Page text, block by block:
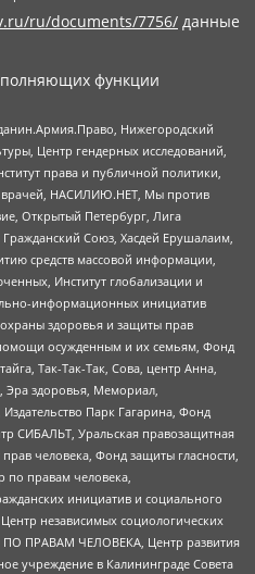
ru/documents/7756/ данные
функции
Нижегородский
Центр гендерных исследований,
права и публичной политики,
врачей, НАСИЛИЮ.НЕТ, Мы против
Открытый Петербург, Лига
Союз, Хасдей Ерушалаим,
средств массовой информации,
Институт глобализации и
информационных инициатив
здоровья и защиты прав
осужденным и их семьям, Фонд
Так-Так-Так, Сова, центр Анна,
Эра здоровья, Мемориал,
Парк Гагарина, Фонд
СИБАЛЬТ, Уральская правозащитная
человека, Фонд защиты гласности,
по правам человека,
инициатив и социального
независимых социологических
ПО ПРАВАМ ЧЕЛОВЕКА, Центр развития
учреждение в Калининграде Совета